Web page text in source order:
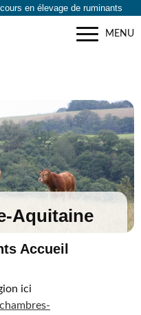
en élevage de ruminants
MENU
Aquitaine
Accueil
ici